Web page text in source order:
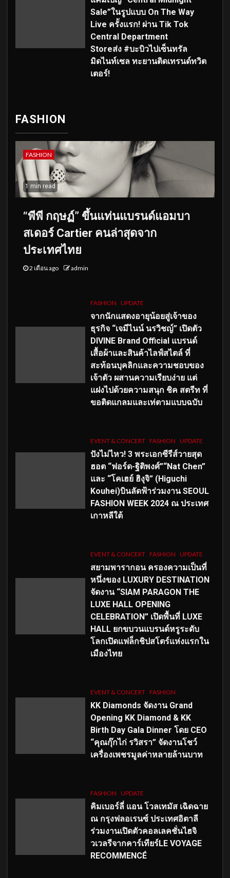
Sale”ในรูปแบบ On The Way
Live ครั้งแรก! ผ่าน Tik Tok
Central Department
Storeส่ง #บะบิวไปเซ็นทรัล
มิดไนท์เซล ทะยานติดเทรนด์ทวิต
เตอร์!
FASHION
FASHION
1 min read
“พีพี กฤษฏ์” ขึ้นแท่นแบรนด์แอมบา
สเดอร์ Cartier คนล่าสุดจาก
ประเทศไทย
2 เดือน ago admin
FASHION UPDATE
จากนักแสดงอายุน้อยสู่เจ้าของ
ธุรกิจ “เจมีไนน์ นรวิชญ์” เปิดตัว
DIVINE Brand Official แบรนด์
เสื้อผ้าและสินค้าไลฟ์สไตล์ ที่
สะท้อนบุคลิกและความชอบของ
เจ้าตัว ผสานความเรียบง่าย แต่
แฝงไปด้วยความสนุก ชิค สตรีท ที่
ขอติดแกลมและเท่ตามแบบฉบับ
EVENT & CONCERT FASHION UPDATE
ปังไม่ไหว! 3 พระเอกซีรีส์วายสุด
ฮอต “ฟอร์ด-ฐิติพงศ์”“Nat Chen”
และ “โคเฮย์ ฮิงุจิ” (Higuchi
Kouhei)บินลัดฟ้าร่วมงาน SEOUL
FASHION WEEK 2024 ณ ประเทศ
เกาหลีใต้
EVENT & CONCERT FASHION UPDATE
สยามพารากอน ครองความเป็นที่
หนึ่งของ LUXURY DESTINATION
จัดงาน “SIAM PARAGON THE
LUXE HALL OPENING
CELEBRATION” เปิดพื้นที่ LUXE
HALL ยกขบวนแบรนด์หรูระดับ
โลกเปิดแฟล็กชิปสโตร์แห่งแรกใน
เมืองไทย
EVENT & CONCERT FASHION
KK Diamonds จัดงาน Grand
Opening KK Diamond & KK
Birth Day Gala Dinner โดย CEO
“คุณกุ๊กไก่ รวิสรา” จัดงานโชว์
เครื่องเพชรมูลค่าหลายล้านบาท
FASHION UPDATE
คิมเบอร์ลี่ แอน โวลเทมัส เฉิดฉาย
ณ กรุงฟลอเรนซ์ ประเทศอิตาลี
ร่วมงานเปิดตัวคอลเลคชั่นไฮจิ
วเวลรีจากคาร์เทียร์LE VOYAGE
RECOMMENCÉ